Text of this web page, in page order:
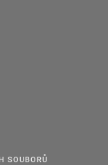
SOUBORŮ